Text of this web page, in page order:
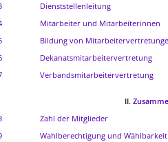
Dienststellenleitung
Mitarbeiter und Mitarbeiterinnen
Bildung von
Dekanatsmitarbeitervertretung
Verbandsmitarbeitervertretung
II.
Zahl der Mitglieder
Wahlberechtigung und Wählbarkeit